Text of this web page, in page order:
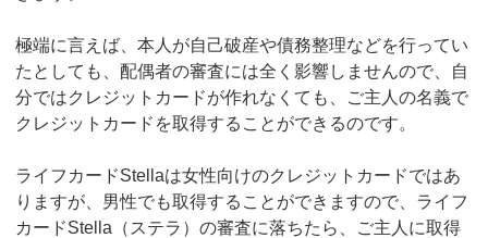
極端に言えば、本人が自己破産や債務整理などを行ってい
たとしても、配偶者の審査には全く影響しませんので、自
分ではクレジットカードが作れなくても、ご主人の名義で
クレジットカードを取得することができるのです。
ライフカードStellaは女性向けのクレジットカードではあ
りますが、男性でも取得することができますので、ライフ
カードStella（ステラ）の審査に落ちたら、ご主人に取得